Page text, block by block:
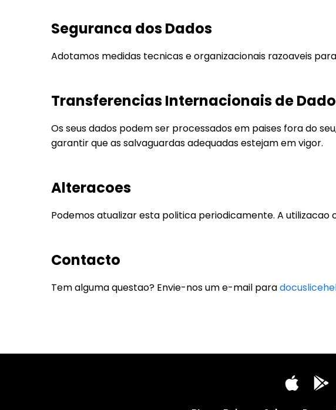
Seguranca dos Dados
Adotamos medidas tecnicas e organizacionais razoaveis
Transferencias Internacionais de
Os seus dados podem ser processados em paises fora do
garantir que as salvaguardas adequadas estejam em vigor.
Alteracoes
Podemos atualizar esta politica periodicamente. A
Contacto
Tem alguma questao? Envie-nos um e-mail para